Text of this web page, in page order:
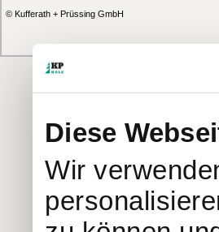
Diese
Wir
© Kufferath + Prüssing GmbH